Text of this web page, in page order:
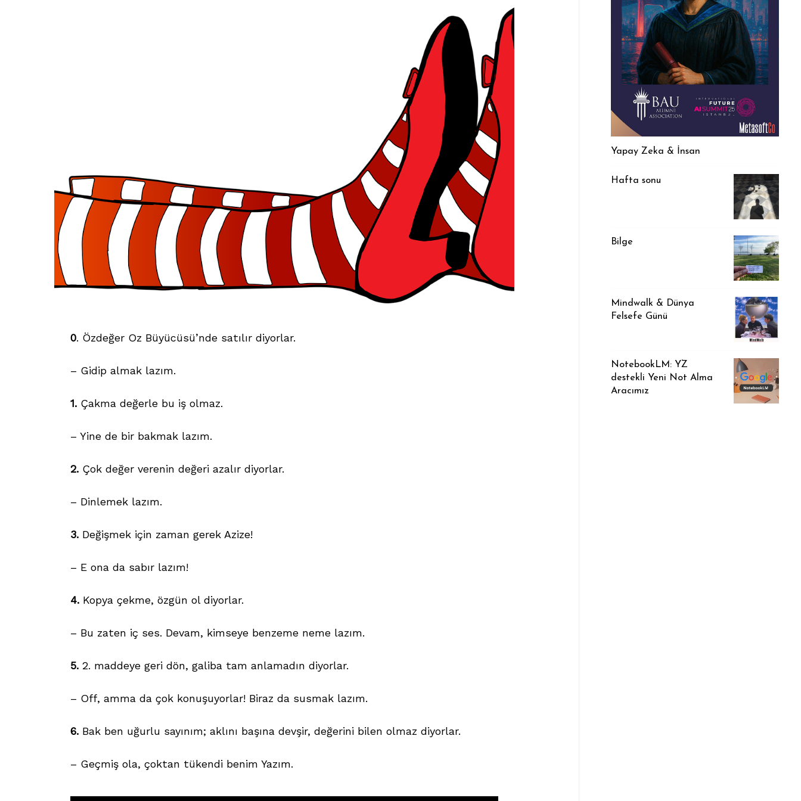
0. Özdeğer Oz Büyücüsü’nde satılır diyorlar.
– Gidip almak lazım.
1.Çakma değerle bu iş olmaz.
– Yine de bir bakmak lazım.
2.Çok değer verenin değeri azalır diyorlar.
– Dinlemek lazım.
3. Değişmek için zaman gerek Azize!
– E ona da sabır lazım!
4.Kopya çekme, özgün ol diyorlar.
– Bu zaten iç ses. Devam, kimseye benzeme neme lazım.
5.2. maddeye geri dön, galiba tam anlamadın diyorlar.
– Off, amma da çok konuşuyorlar! Biraz da susmak lazım.
6. Bak ben uğurlu sayınım; aklını başına devşir, değerini bilen olmaz diyorlar.
– Geçmiş ola, çoktan tükendi benim Yazım.
Yapay Zeka & İnsan
Hafta sonu
Bilge
Mindwalk & Dünya
Felsefe Günü
NotebookLM: YZ
destekli Yeni Not Alma
Aracımız